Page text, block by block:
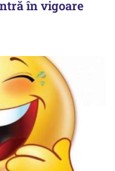
în vigoare